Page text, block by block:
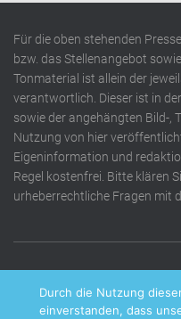
Für die oben stehenden
bzw. das Stellenangebot
Tonmaterial ist allein der
verantwortlich. Dieser ist in
sowie der angehängten Bild-,
Nutzung von hier
Eigeninformation und
Regel kostenfrei. Bitte klären
urheberrechtliche Fragen mit
Durch die Nutzung
einverstanden, dass